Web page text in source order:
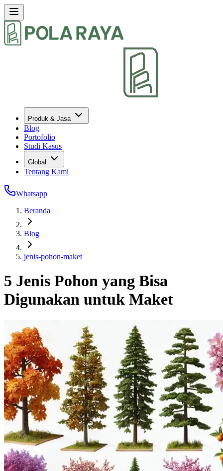
Produk & Jasa
Blog
Portofolio
Studi Kasus
Global
Tentang Kami
Whatsapp
Beranda
Blog
jenis-pohon-maket
5 Jenis Pohon yang Bisa
Digunakan untuk Maket